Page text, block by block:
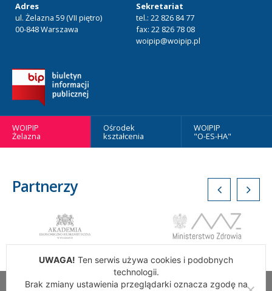
Adres
ul. Żelazna 59 (VII piętro)
00-848 Warszawa
Sekretariat
tel.: 22 826 84 77
fax: 22 826 78 08
woipip@woipip.pl
WOIPIP
Żelazna
Ośrodek
kształcenia
WOIPIP
"O-ES-HA"
Partnerzy
UWAGA! Ten serwis używa cookies i podobnych
technologii.
Brak zmiany ustawienia przeglądarki oznacza zgodę na